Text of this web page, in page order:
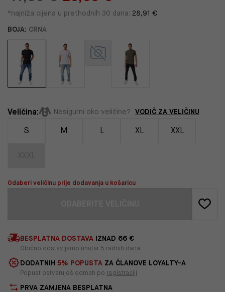
*najniža cijena u prethodnih 30 dana: 28,91 €
BOJA: CRNA
Veličina: Nesigurni oko veličine? VODIČ ZA VELIČINU
S M L XL XXL
Odaberi veličinu prije dodavanja u košaricu
BESPLATNA DOSTAVA IZNAD 66 €
Obično dostavljamo unutar 5 radnih dana
DODATNIH 5% POPUSTA ZA ČLANOVE LOYALTY-A
Popust ostvaruješ odmah po registraciji
PRVA ZAMJENA BESPLATNA